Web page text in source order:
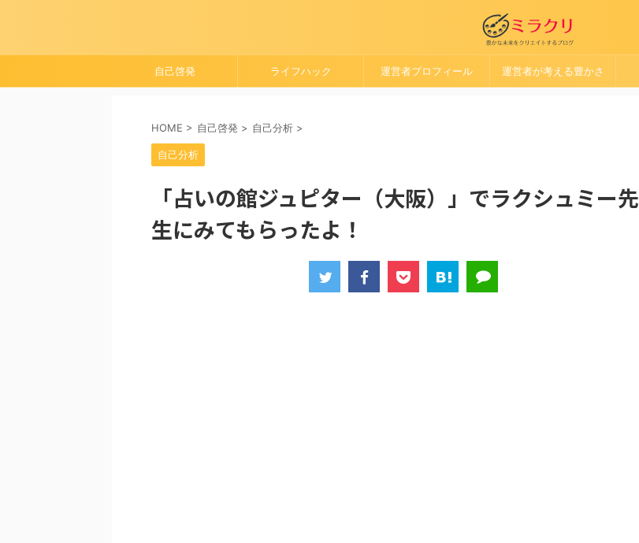
自己啓発 ライフハック 運営者プロフィール 運営者が考える豊かさ
HOME > 自己啓発 > 自己分析 >
自己分析
「占いの館ジュピター（大阪）」でラクシュミー先
生にみてもらったよ！